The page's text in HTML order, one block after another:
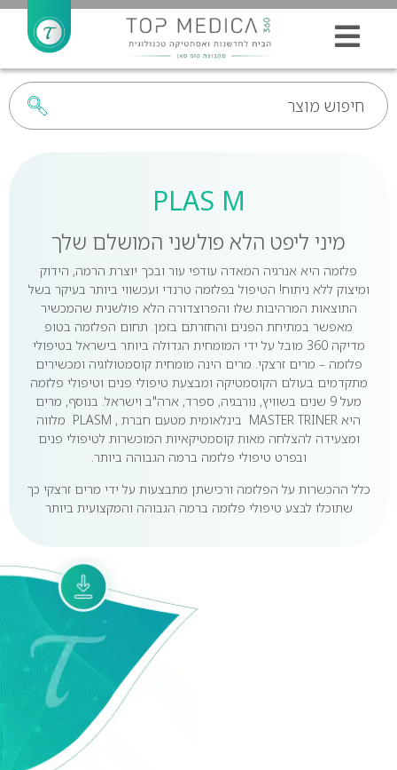
PLAS M
מיני ליפט הלא פולשני המושלם שלך
פלזמה היא אנרגיה המאדה עודפי עור ובכך יוצרת הרמה, הידוק
ומיצוק ללא ניתוח! הטיפול בפלזמה טרנדי ועכשווי ביותר בעיקר בשל
התוצאות המרהיבות שלו והפרוצדורה הלא פולשנית שהמכשיר
מאפשר במתיחת הפנים והחזרתם בזמן. תחום הפלזמה בטופ
מדיקה 360 מובל על ידי המומחית הגדולה ביותר בישראל בטיפולי
פלזמה – מרים זרצקי. מרים הינה מומחית קוסמטולוגיה ומכשירים
מתקדמים בעולם הקוסמטיקה ומבצעת טיפולי פנים וטיפולי פלזמה
מעל 9 שנים בשוויץ, נורבגיה, ספרד, ארה"ב וישראל. בנוסף, מרים
היא MASTER TRINER בינלאומית מטעם חברת , PLASM מלווה
ומצעידה להצלחה מאות קוסמטיקאיות המוכשרות לטיפולי פנים
ובפרט טיפולי פלזמה ברמה הגבוהה ביותר.
כלל ההכשרות על הפלזמה ורכישתן מתבצעות על ידי מרים זרצקי כך
שתוכלו לבצע טיפולי פלזמה ברמה הגבוהה והמקצועית ביותר